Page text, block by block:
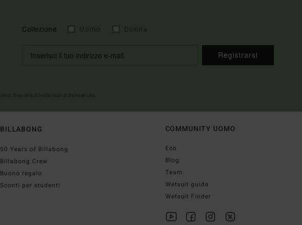
Collezione
Registrarsi
BILLABONG
50 Years of Billabong
Billabong Crew
Buono regalo
Sconti per studenti
COMMUNITY UOMO
Eco
Blog
Team
Wetsuit guida
Wetsuit Finder